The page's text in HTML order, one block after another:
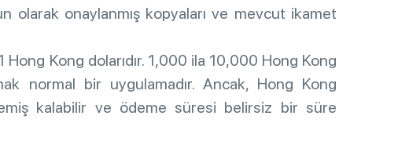
olarak onaylanmış kopyaları ve mevcut ikamet
Kong dolarıdır. 1,000 ila 10,000 Hong Kong
normal bir uygulamadır. Ancak, Hong Kong
kalabilir ve ödeme süresi belirsiz bir süre